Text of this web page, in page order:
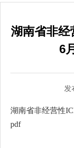
湖南省非经
6
发
湖南省非经营性
pdf